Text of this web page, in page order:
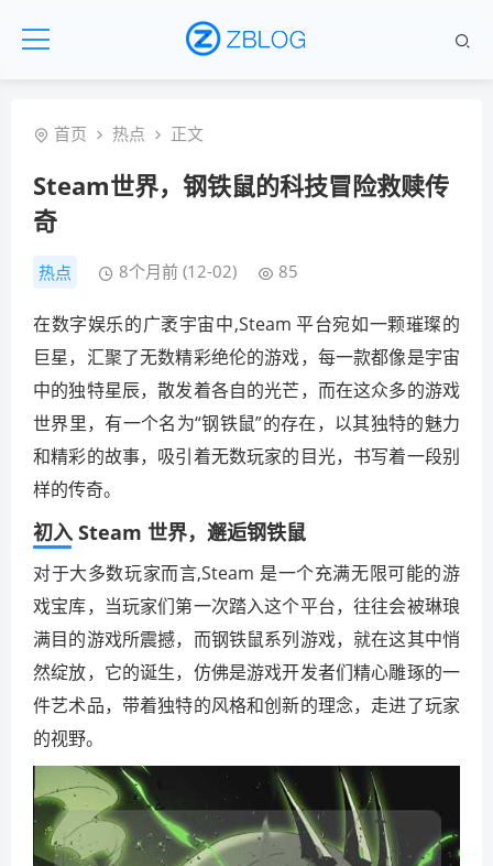
首页 热点 正文
Steam世界，钢铁鼠的科技冒险救赎传
奇
热点 8个月前 (12-02) 85
在数字娱乐的广袤宇宙中,Steam 平台宛如一颗璀璨的
巨星，汇聚了无数精彩绝伦的游戏，每一款都像是宇宙
中的独特星辰，散发着各自的光芒，而在这众多的游戏
世界里，有一个名为“钢铁鼠”的存在，以其独特的魅力
和精彩的故事，吸引着无数玩家的目光，书写着一段别
样的传奇。
初入 Steam 世界，邂逅钢铁鼠
对于大多数玩家而言,Steam 是一个充满无限可能的游
戏宝库，当玩家们第一次踏入这个平台，往往会被琳琅
满目的游戏所震撼，而钢铁鼠系列游戏，就在这其中悄
然绽放，它的诞生，仿佛是游戏开发者们精心雕琢的一
件艺术品，带着独特的风格和创新的理念，走进了玩家
的视野。